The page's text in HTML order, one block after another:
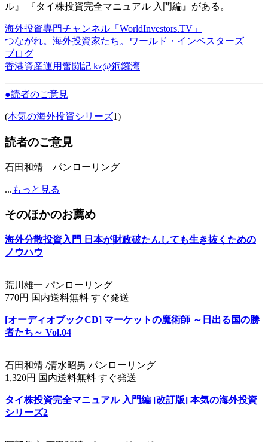
ル』 『タイ株投資完全マニュアル 入門編』がある。
海外投資専門チャンネル「WorldInvestors.TV」
つながれ。海外投資家たち。ワールド・インベスターズ
ブログ
香港資産運用奮闘記 kz@銅鑼湾
●読者のご意見
(本気の海外投資シリーズ1)
読者のご意見
石田和靖 パンローリング
... もっと見る
そのほかのお薦め
海外分散投資入門 日本が財政破たんしても生き抜くための
ノウハウ
荒川雄一 パンローリング
770円 国内送料無料 すぐ発送
[オーディオブックCD] マーケットの魔術師 ～日出る国の勝
者たち～ Vol.04
石田和靖 /清水昭男 パンローリング
1,320円 国内送料無料 すぐ発送
タイ株投資完全マニュアル 入門編 [改訂版] 本気の海外投資
シリーズ2